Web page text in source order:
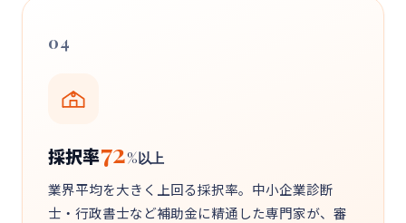
04
採択率72%以上
業界平均を大きく上回る採択率。中小企業診断
士・行政書士など補助金に精通した専門家が、審